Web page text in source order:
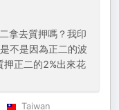
拿去質押嗎？我印
不是因為正二的波
正二的2%出來花
Taiwan